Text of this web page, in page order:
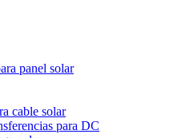
panel solar
cable solar
para DC